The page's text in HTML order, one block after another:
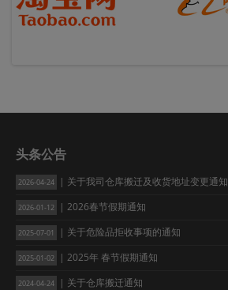
头条公告
2026-04-24 | 关于我司仓库搬迁及收货地址变更通知
2026-01-12 | 2026春节假期通知
2025-07-01 | 关于危险品拒收事项的通知
2025-01-02 | 2025年 春节假期通知
2024-04-24 | 关于仓库搬迁通知